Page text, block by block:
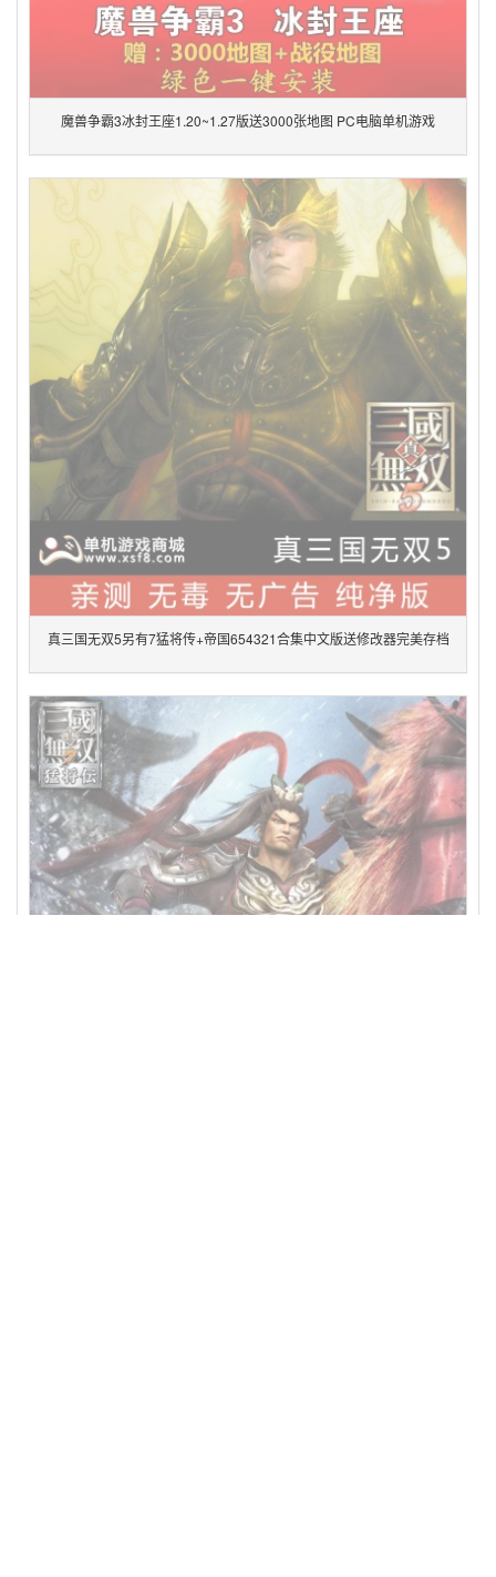
魔兽争霸3冰封王座1.20~1.27版送3000张地图 PC电脑单机游戏
真三国无双5另有7猛将传+帝国654321合集中文版送修改器完美存档